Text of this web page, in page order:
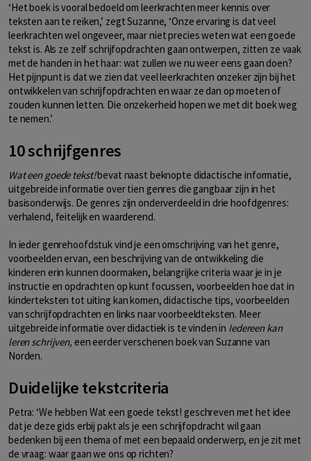
‘Het boek is vooral bedoeld om leerkrachten meer kennis over
teksten aan te reiken,’ zegt Suzanne, ‘Onze ervaring is dat veel
leerkrachten wel ongeveer, maar niet precies weten wat een goede
tekst is. Als ze zelf schrijfopdrachten gaan ontwerpen, zitten ze vaak
met de handen in het haar: wat zullen we nu weer eens gaan doen?
Het pijnpunt is dat we zien dat veel leerkrachten onzeker zijn bij het
ontwikkelen van schrijfopdrachten en waar ze dan op moeten of
zouden kunnen letten. Die onzekerheid hopen we met dit boek weg
te nemen.’
10 schrijfgenres
Wat een goede tekst!bevat naast beknopte didactische informatie,
uitgebreide informatie over tien genres die gangbaar zijn in het
basisonderwijs. De genres zijn onderverdeeld in drie hoofdgenres:
verhalend, feitelijk en waarderend.
In ieder genrehoofdstuk vind je een omschrijving van het genre,
voorbeelden ervan, een beschrijving van de ontwikkeling die
kinderen erin kunnen doormaken, belangrijke criteria waar je in je
instructie en opdrachten op kunt focussen, voorbeelden hoe dat in
kinderteksten tot uiting kan komen, didactische tips, voorbeelden
van schrijfopdrachten en links naar voorbeeldteksten. Meer
uitgebreide informatie over didactiek is te vinden in Iedereen kan
leren schrijven, een eerder verschenen boek van Suzanne van
Norden.
Duidelijke tekstcriteria
Petra: ‘We hebben Wat een goede tekst! geschreven met het idee
dat je deze gids erbij pakt als je een schrijfopdracht wil gaan
bedenken bij een thema of met een bepaald onderwerp, en je zit met
de vraag: waar gaan we ons op richten?